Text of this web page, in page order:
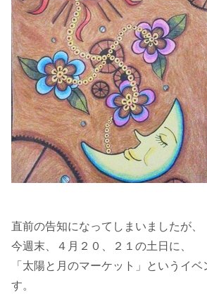
直前の告知になってしまいましたが、
今週末、４月２０、２１の土日に、
「太陽と月のマーケット」というイベ
す。